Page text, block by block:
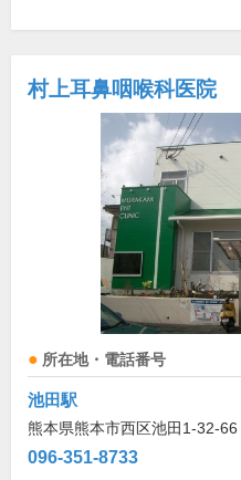
村上耳鼻咽喉科医院
所在地・電話番号
池田駅
熊本県熊本市西区池田1-32-66
096-351-8733